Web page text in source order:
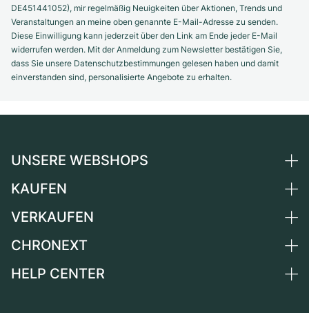
DE451441052), mir regelmäßig Neuigkeiten über Aktionen, Trends und
Veranstaltungen an meine oben genannte E-Mail-Adresse zu senden.
Diese Einwilligung kann jederzeit über den Link am Ende jeder E-Mail
widerrufen werden. Mit der Anmeldung zum Newsletter bestätigen Sie,
dass Sie unsere Datenschutzbestimmungen gelesen haben und damit
einverstanden sind, personalisierte Angebote zu erhalten.
UNSERE WEBSHOPS
Deutschland
Schweiz
Frankreich
KAUFEN
Alle Luxusuhren
Independent Brands
VERKAUFEN
Uhr verkaufen
CHRONEXT
Über uns
HELP CENTER